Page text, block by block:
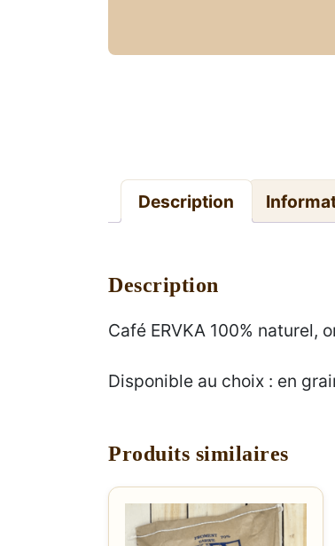
Description
Description
Café ERVKA 100% naturel,
Disponible au choix : en
Produits similaires